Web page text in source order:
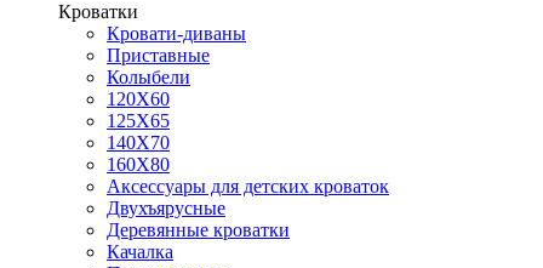
Кроватки
Кровати-диваны
Приставные
Колыбели
120Х60
125X65
140Х70
160Х80
Аксессуары для детских кроваток
Двухъярусные
Деревянные кроватки
Качалка